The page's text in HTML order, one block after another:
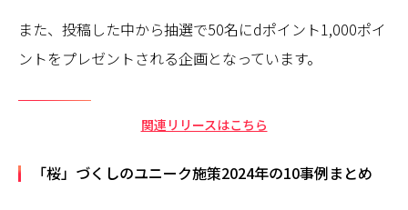
また、投稿した中から抽選で50名にdポイント1,000ポイ
ントをプレゼントされる企画となっています。
関連リリースはこちら
「桜」づくしのユニーク施策2024年の10事例まとめ